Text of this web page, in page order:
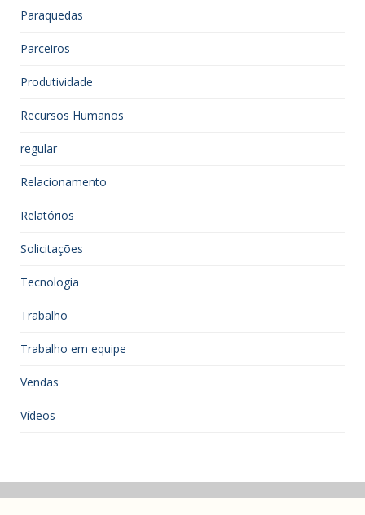
Paraquedas
Parceiros
Produtividade
Recursos Humanos
regular
Relacionamento
Relatórios
Solicitações
Tecnologia
Trabalho
Trabalho em equipe
Vendas
Vídeos